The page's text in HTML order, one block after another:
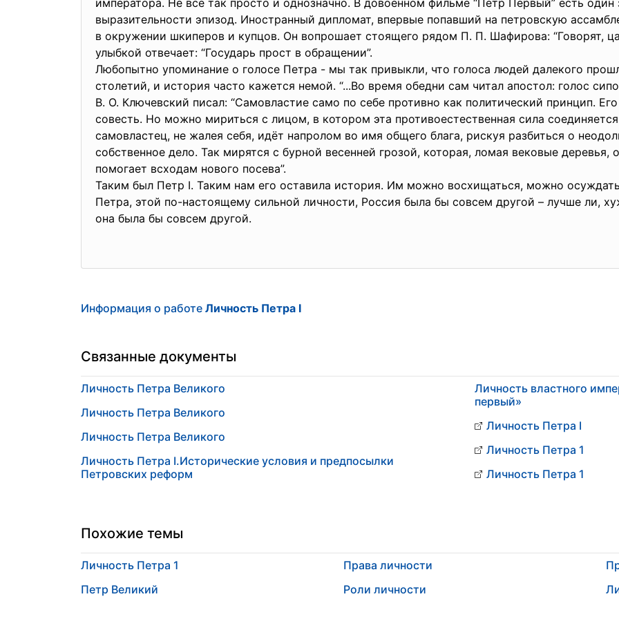
императора. Не всё так просто и однозначно. В довоенном фильме “Петр Первый” есть один
выразительности эпизод. Иностранный дипломат, впервые попавший на петровскую
в окружении шкиперов и купцов. Он вопрошает стоящего рядом П. П. Шафирова: “Говорят,
улыбкой отвечает: “Государь прост в обращении”.
Любопытно упоминание о голосе Петра - мы так привыкли, что голоса людей далекого
столетий, и история часто кажется немой. “...Во время обедни сам читал апостол: голос
В. О. Ключевский писал: “Самовластие само по себе противно как политический принцип.
совесть. Но можно мириться с лицом, в котором эта противоестественная сила
самовластец, не жалея себя, идёт напролом во имя общего блага, рискуя разбиться о
собственное дело. Так мирятся с бурной весенней грозой, которая, ломая вековые
помогает всходам нового посева”.
Таким был Петр I. Таким нам его оставила история. Им можно восхищаться, можно
Петра, этой по-настоящему сильной личности, Россия была бы совсем другой – лучше ли,
она была бы совсем другой.
Информация о работе Личность Петра I
Связанные документы
Личность Петра Великого
Личность Петра Великого
Личность Петра Великого
Личность Петра I.Исторические условия и предпосылки
Петровских реформ
Личность властного
первый»
Личность Петра I
Личность Петра 1
Личность Петра 1
Похожие темы
Личность Петра 1
Петр Великий
Права личности
Роли личности